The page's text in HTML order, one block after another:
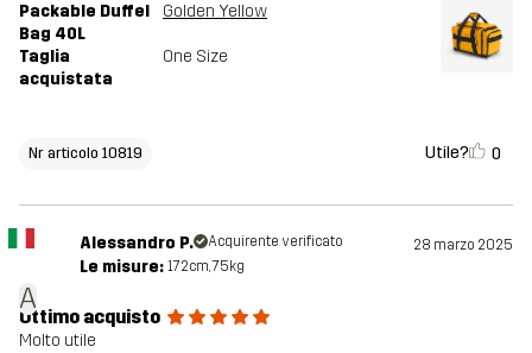
Packable Duffel
Bag 40L
Golden Yellow
Taglia
acquistata
One Size
Nr articolo 10819 Utile? 0
A
Alessandro P. Acquirente verificato 28 marzo 2025
Le misure: 172cm, 75kg
Ottimo acquisto
Molto utile